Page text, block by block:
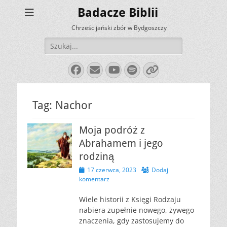
Badacze Biblii
Chrześcijański zbór w Bydgoszczy
Szukaj:
Facebook
E-
mail
YouTube
Spotify
Link
Tag: Nachor
Moja podróż z
Abrahamem i jego
rodziną
Opublikowano
17 czerwca, 2023
Dodaj
komentarz
Wiele historii z Księgi Rodzaju
nabiera zupełnie nowego, żywego
znaczenia, gdy zastosujemy do